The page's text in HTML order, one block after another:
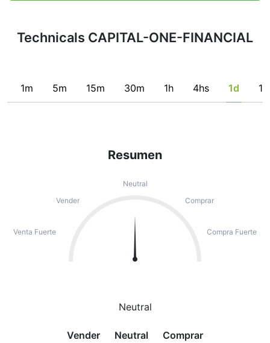
Technicals CAPITAL-ONE-FINANCIAL
1m 5m 15m 30m 1h 4hs 1d
Resumen
Neutral
Vender
Comprar
Venta Fuerte Compra Fuerte
Neutral
Vender
Neutral
Comprar